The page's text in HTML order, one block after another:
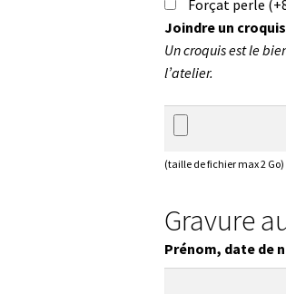
Forçat perle (+
Joindre un croquis
Un croquis est le
l’atelier.
(taille de fichier max 2 Go)
Gravure
Prénom, date de